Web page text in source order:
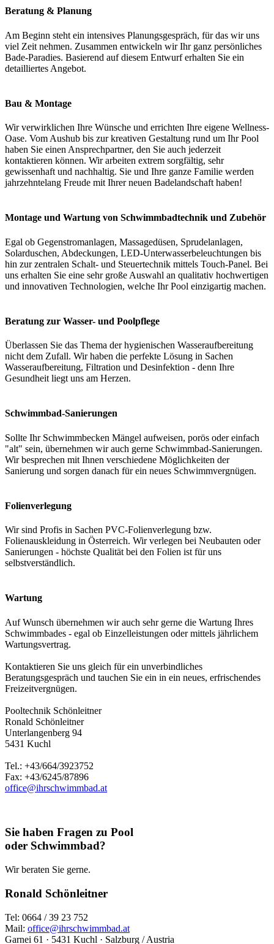
Beratung & Planung
Am Beginn steht ein intensives Planungsgespräch, für das wir uns
viel Zeit nehmen. Zusammen entwickeln wir Ihr ganz persönliches
Bade-Paradies. Basierend auf diesem Entwurf erhalten Sie ein
detailliertes Angebot.
Bau & Montage
Wir verwirklichen Ihre Wünsche und errichten Ihre eigene Wellness-
Oase. Vom Aushub bis zur kreativen Gestaltung rund um Ihr Pool
haben Sie einen Ansprechpartner, den Sie auch jederzeit
kontaktieren können. Wir arbeiten extrem sorgfältig, sehr
gewissenhaft und nachhaltig. Sie und Ihre ganze Familie werden
jahrzehntelang Freude mit Ihrer neuen Badelandschaft haben!
Montage und Wartung von Schwimmbadtechnik und Zubehör
Egal ob Gegenstromanlagen, Massagedüsen, Sprudelanlagen,
Solarduschen, Abdeckungen, LED-Unterwasserbeleuchtungen bis
hin zur zentralen Schalt- und Steuertechnik mittels Touch-Panel. Bei
uns erhalten Sie eine sehr große Auswahl an qualitativ hochwertigen
und innovativen Technologien, welche Ihr Pool einzigartig machen.
Beratung zur Wasser- und Poolpflege
Überlassen Sie das Thema der hygienischen Wasseraufbereitung
nicht dem Zufall. Wir haben die perfekte Lösung in Sachen
Wasseraufbereitung, Filtration und Desinfektion - denn Ihre
Gesundheit liegt uns am Herzen.
Schwimmbad-Sanierungen
Sollte Ihr Schwimmbecken Mängel aufweisen, porös oder einfach
"alt" sein, übernehmen wir auch gerne Schwimmbad-Sanierungen.
Wir besprechen mit Ihnen verschiedene Möglichkeiten der
Sanierung und sorgen danach für ein neues Schwimmvergnügen.
Folienverlegung
Wir sind Profis in Sachen PVC-Folienverlegung bzw.
Folienauskleidung in Österreich. Wir verlegen bei Neubauten oder
Sanierungen - höchste Qualität bei den Folien ist für uns
selbstverständlich.
Wartung
Auf Wunsch übernehmen wir auch sehr gerne die Wartung Ihres
Schwimmbades - egal ob Einzelleistungen oder mittels jährlichem
Wartungsvertrag.
Kontaktieren Sie uns gleich für ein unverbindliches
Beratungsgespräch und tauchen Sie ein in ein neues, erfrischendes
Freizeitvergnügen.
Pooltechnik Schönleitner
Ronald Schönleitner
Unterlangenberg 94
5431 Kuchl
Tel.: +43/664/3923752
Fax: +43/6245/87896
office@ihrschwimmbad.at
Sie haben Fragen zu Pool
oder Schwimmbad?
Wir beraten Sie gerne.
Ronald Schönleitner
Tel: 0664 / 39 23 752
Mail: office@ihrschwimmbad.at
Garnei 61 · 5431 Kuchl · Salzburg / Austria